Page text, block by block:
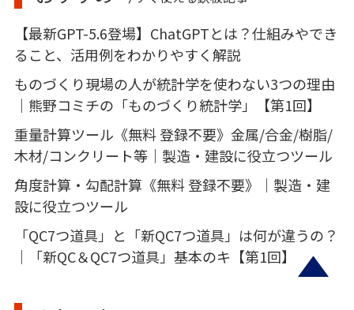
【最新GPT-5.6登場】ChatGPTとは？仕組みやでき
ること、活用例をわかりやすく解説
ものづくり現場の人が統計学を使わない3つの理由
｜熊野コミチの「ものづくり統計学」【第1回】
重量計算ツール《無料 登録不要》金属/合金/樹脂/
木材/コンクリート等｜製造・建設に役立つツール
角度計算・勾配計算《無料 登録不要》｜製造・建
設に役立つツール
「QC7つ道具」と「新QC7つ道具」は何が違うの？
｜「新QC＆QC7つ道具」基本のキ【第1回】